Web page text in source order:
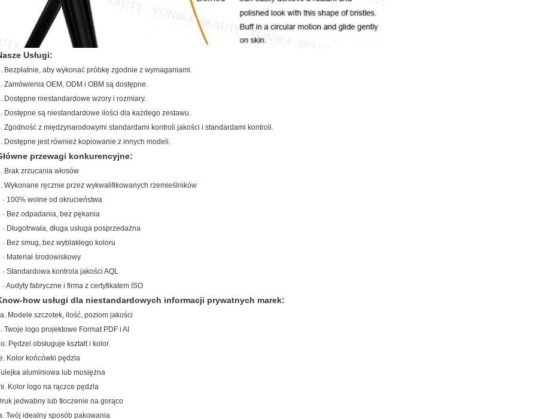
Usługi:
Bezpłatnie, aby wykonać próbkę zgodnie z wymaganiami.
Zamówienia OEM, ODM i OBM są dostępne.
Dostępne niestandardowe wzory i rozmiary.
Dostępne są niestandardowe ilości dla każdego zestawu.
Zgodność z międzynarodowymi standardami kontroli jakości i standardami kontroli.
Dostępne jest również kopiowanie z innych modeli.
przewagi konkurencyjne:
Brak zrzucania włosów
Wykonane ręcznie przez wykwalifikowanych rzemieślników
· 100% wolne od okrucieństwa
· Bez odpadania, bez pękania
· Długotrwała, długa usługa posprzedażna
· Bez smug, bez wyblakłego koloru
· Materiał środowiskowy
· Standardowa kontrola jakości AQL
· Audyty fabryczne i firma z certyfikatem ISO
how usługi dla niestandardowych informacji prywatnych marek:
Modele szczotek, ilość, poziom jakości
Twoje logo projektowe Format PDF i AI
Pędzel obsługuje kształt i kolor
Kolor końcówki pędzla
aluminiowa lub mosiężna
Kolor logo na rączce pędzla
jedwabny lub tłoczenie na gorąco
Twój idealny sposób pakowania